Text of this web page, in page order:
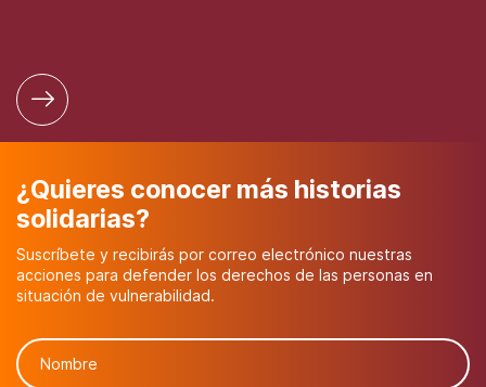
¿Quieres conocer más historias
solidarias?
Suscríbete y recibirás por correo electrónico nuestras
acciones para defender los derechos de las personas en
situación de vulnerabilidad.